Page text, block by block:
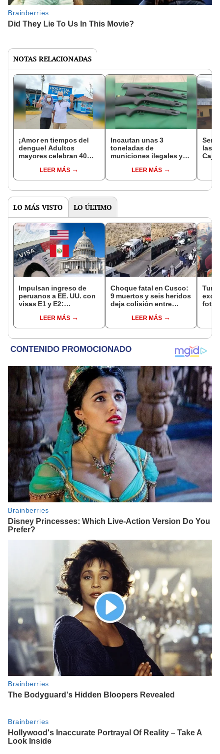
NOTAS RELACIONADAS
¡Amor en tiempos del
dengue! Adultos
mayores celebran 40
vencer enfermedad
LEER MÁS
Incautan unas 3
toneladas de
municiones ilegales y
en TumbesLEER MÁS
las
LO MÁS VISTO LO ÚLTIMO
Impulsan ingreso de
peruanos a EE. UU. con
visas E1 y E2:
pymes serían los más
beneficiados
LEER MÁS
Choque fatal en Cusco:
9 muertos y seis heridos
deja colisión entre
EspinarLEER MÁS